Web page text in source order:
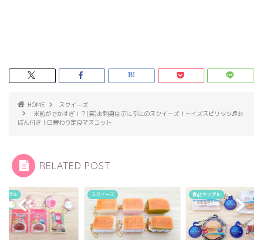
HOME
スクイーズ
米粒がでかすぎ！？(笑)お刺身はぷにぷにのスクイーズ！トイズスピリッツ♬お
ぼん付き！日替わり定食マスコット
RELATED POST
ンプル スクイーズ 食品サンプル